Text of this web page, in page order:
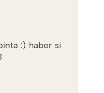
:) haber si